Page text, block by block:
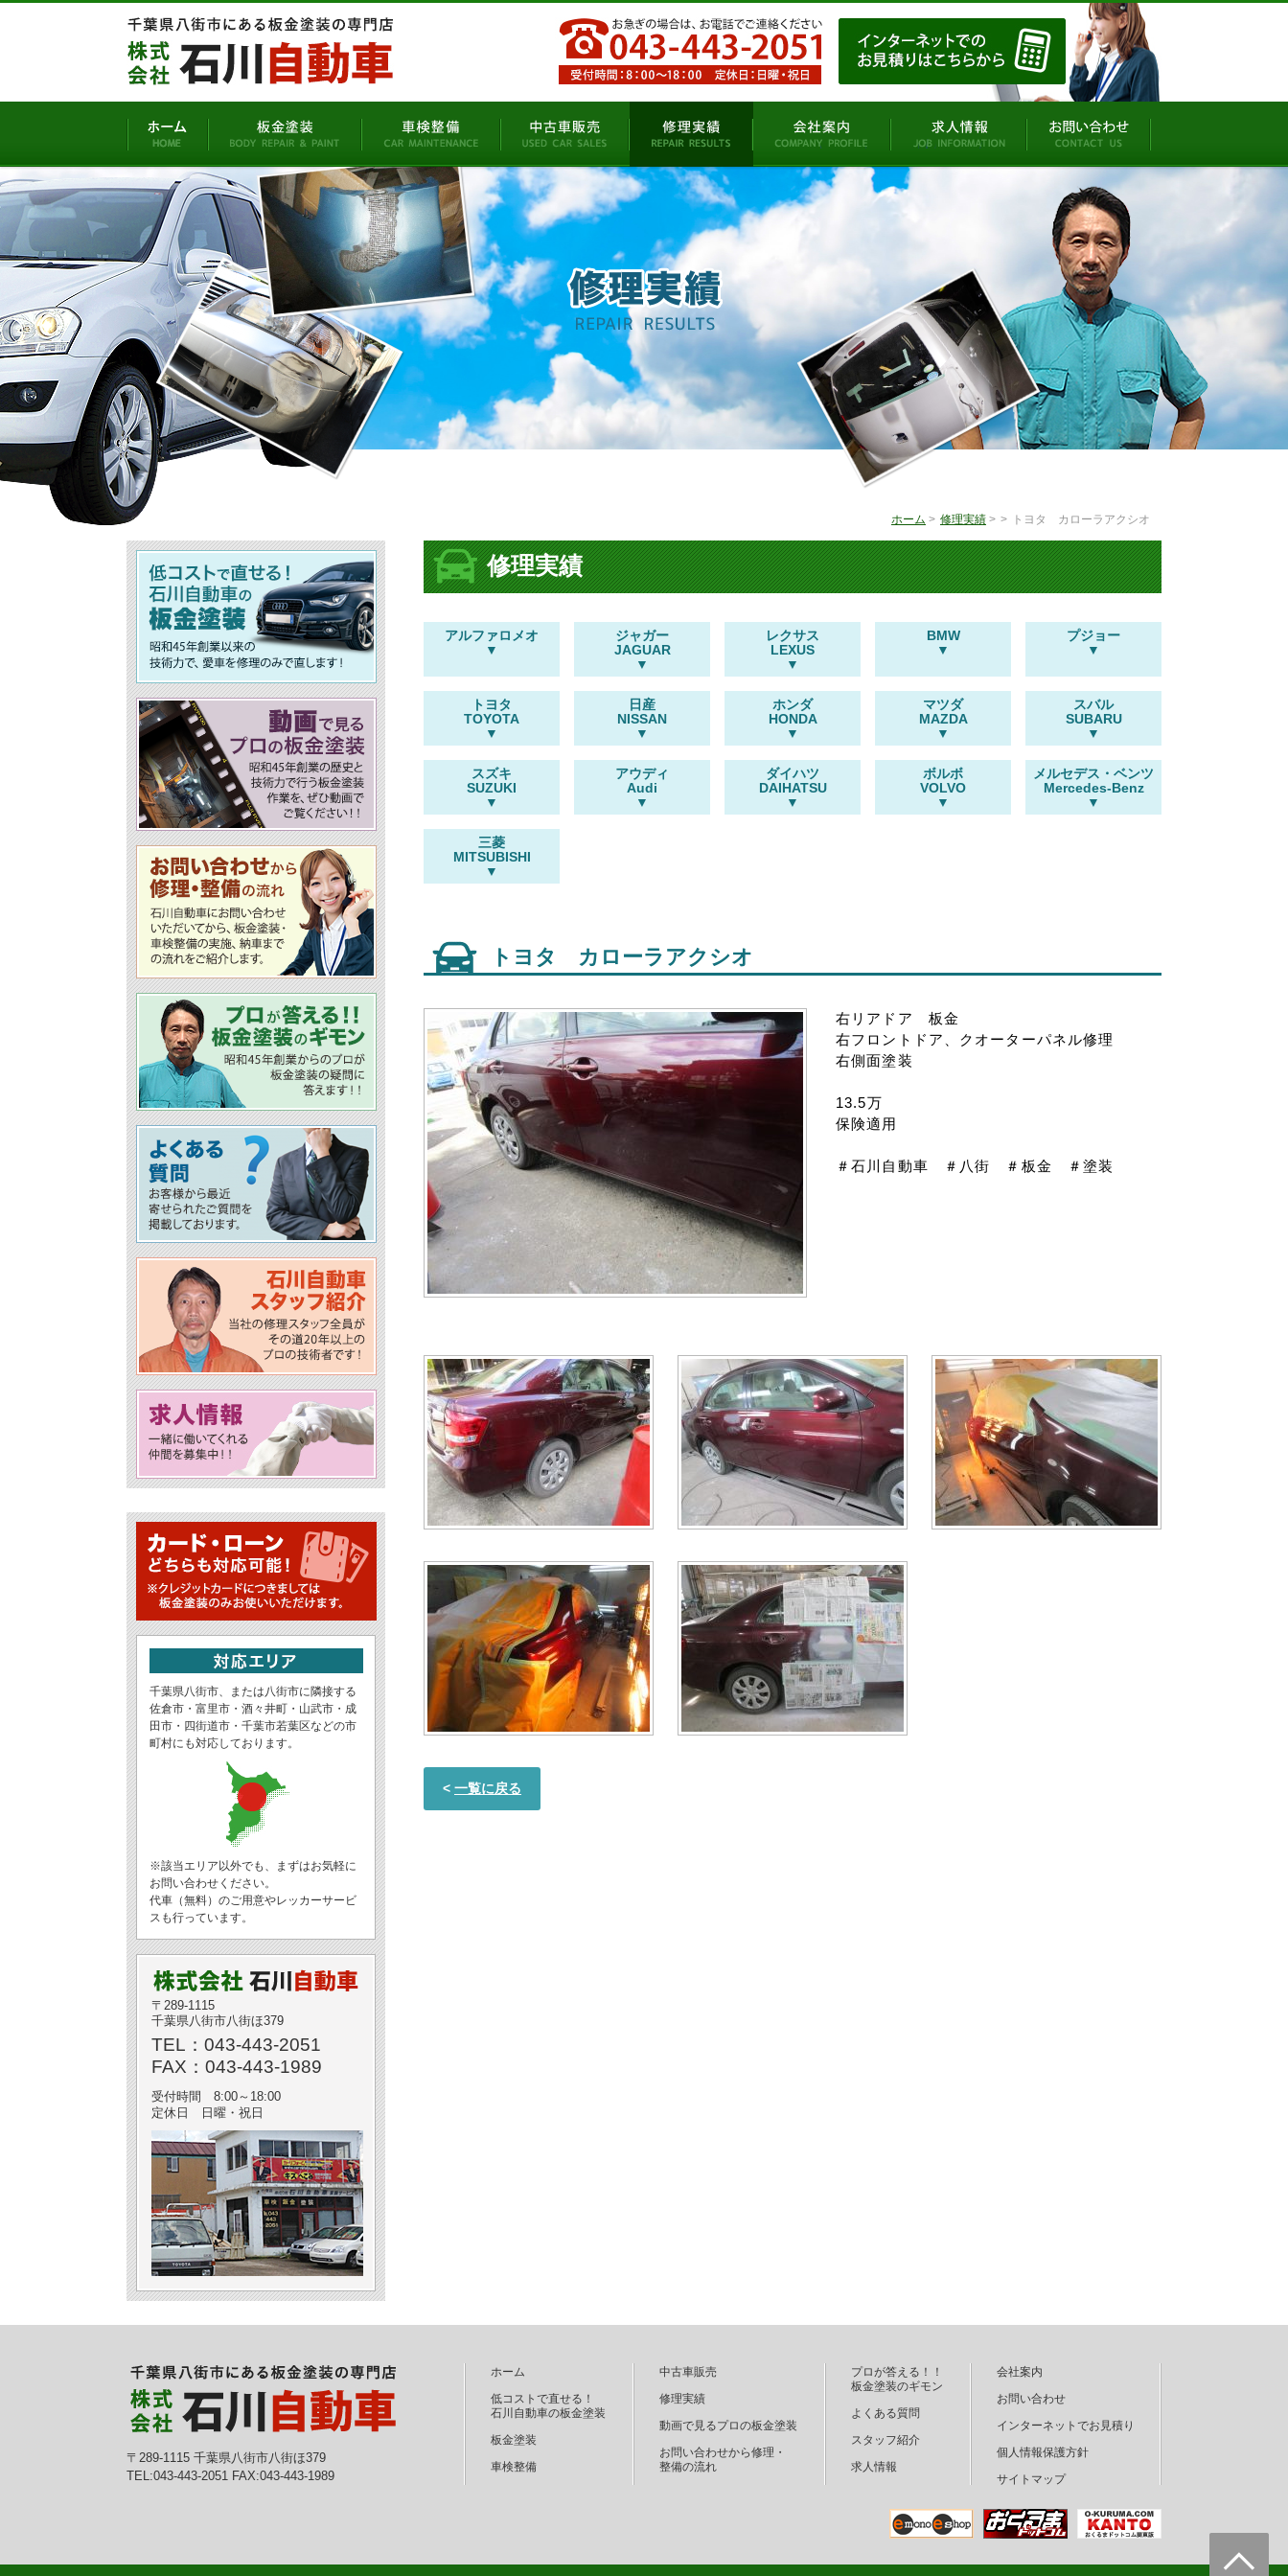
ホーム > 修理実績 > > トヨタ カローラアクシオ
千葉県八街市、または八街市に隣接する
佐倉市・富里市・酒々井町・山武市・成
田市・四街道市・千葉市若葉区などの市
町村にも対応しております。
※該当エリア以外でも、まずはお気軽に
お問い合わせください。
代車（無料）のご用意やレッカーサービ
スも行っています。
〒289-1115
千葉県八街市八街ほ379
TEL：043-443-2051
FAX：043-443-1989
受付時間 8:00～18:00
定休日 日曜・祝日
修理実績
アルファロメオ
ジャガー
JAGUAR
レクサス
LEXUS
BMW プジョー
トヨタ
TOYOTA
日産
NISSAN
ホンダ
HONDA
マツダ
MAZDA
スバル
SUBARU
スズキ
SUZUKI
アウディ
Audi
ダイハツ
DAIHATSU
ボルボ
VOLVO
メルセデス・ベンツ
Mercedes-Benz
三菱
MITSUBISHI
トヨタ カローラアクシオ
右リアドア 板金
右フロントドア、クオーターパネル修理
右側面塗装
13.5万
保険適用
＃石川自動車 ＃八街 ＃板金 ＃塗装
< 一覧に戻る
〒289-1115 千葉県八街市八街ほ379
TEL:043-443-2051 FAX:043-443-1989
ホーム
低コストで直せる！
石川自動車の板金塗装
板金塗装
車検整備
中古車販売
修理実績
動画で見るプロの板金塗装
お問い合わせから修理・
整備の流れ
プロが答える！！
板金塗装のギモン
よくある質問
スタッフ紹介
求人情報
会社案内
お問い合わせ
インターネットでお見積り
個人情報保護方針
サイトマップ